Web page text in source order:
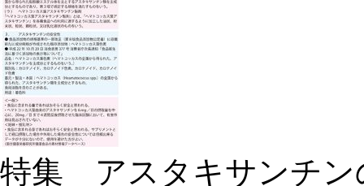
特集 アスタキサンチン